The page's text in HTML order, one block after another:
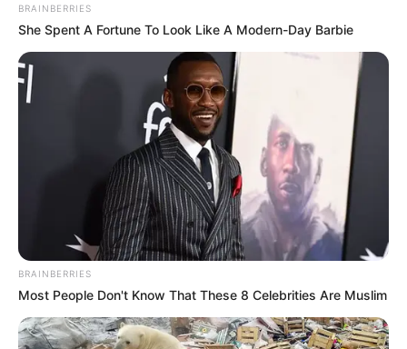
BRAINBERRIES
She Spent A Fortune To Look Like A Modern-Day Barbie
BRAINBERRIES
Most People Don't Know That These 8 Celebrities Are Muslim